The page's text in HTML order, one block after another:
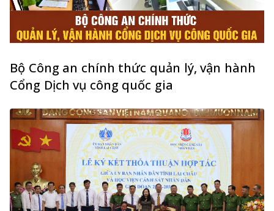
Bộ Công an chính thức quản lý, vận hành
Cổng Dịch vụ công quốc gia